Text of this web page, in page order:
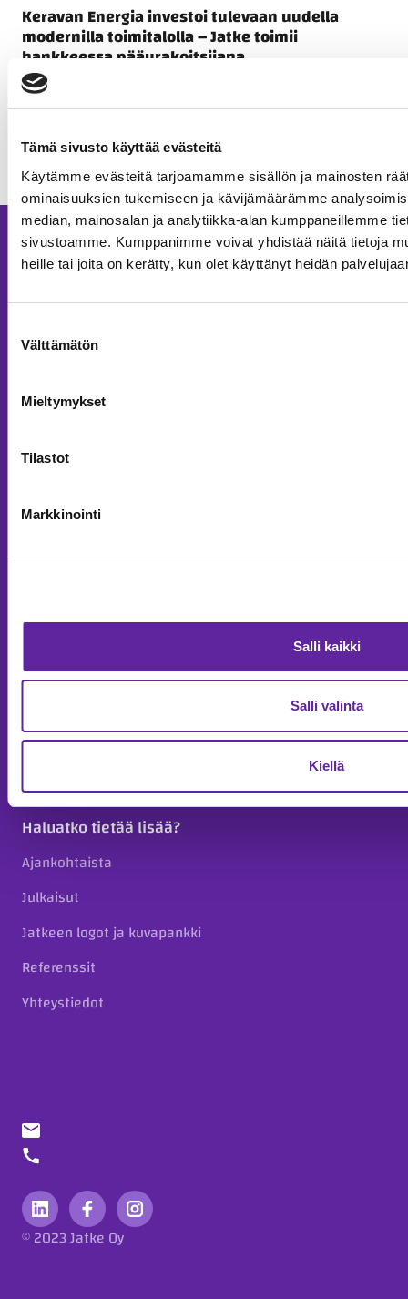
Tämä sivusto käyttää evästeitä
Käytämme evästeitä tarjoamamme sisällön ja mainosten
ominaisuuksien tukemiseen ja kävijämäärämme
median, mainosalan ja analytiikka-alan kumppaneillemme
sivustoamme. Kumppanimme voivat yhdistää näitä tietoja
heille tai joita on kerätty, kun olet käyttänyt heidän
valinta
Välttämätön
Mieltymykset
Tilastot
Markkinointi
Salli kaikki
Salli valinta
Kiellä
Keravan Energia investoi tulevaan uudella
modernilla toimitalolla – Jatke toimii
hankkeessa pääurakoitsijana
Toimitilat
Kaikki artikkelit
Palvelut
Toimitilarakentaminen
Korjausrakentaminen
Kiinteistökehitys
Meistä
Strategia
Vastuullisuus
Organisaatio
Haluatko tietää lisää?
Ajankohtaista
Julkaisut
Jatkeen logot ja kuvapankki
Referenssit
Yhteystiedot
© 2023 Jatke Oy